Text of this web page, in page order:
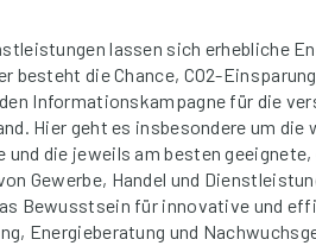
lassen sich erhebliche
besteht die Chance, CO2-
Informationskampagne für die
Hier geht es insbesondere um die
und die jeweils am besten
Gewerbe, Handel und
Bewusstsein für innovative und
Energieberatung und